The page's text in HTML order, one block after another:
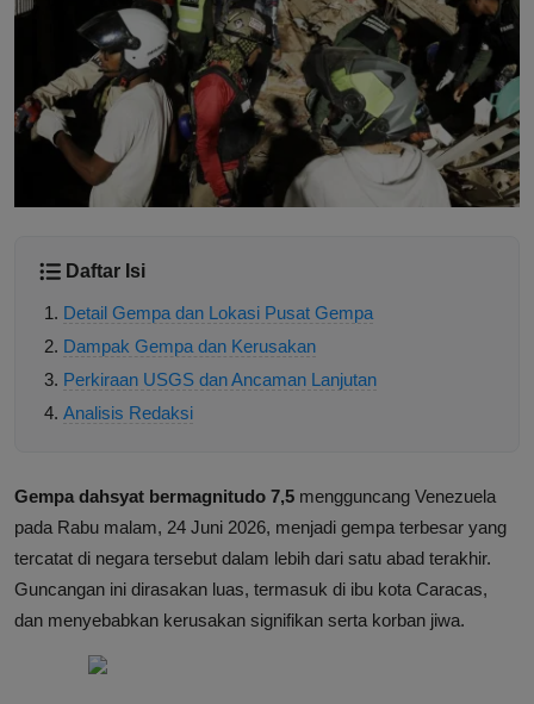
Daftar Isi
Detail Gempa dan Lokasi Pusat Gempa
Dampak Gempa dan Kerusakan
Perkiraan USGS dan Ancaman Lanjutan
Analisis Redaksi
Gempa dahsyat bermagnitudo 7,5 mengguncang Venezuela
pada Rabu malam, 24 Juni 2026, menjadi gempa terbesar yang
tercatat di negara tersebut dalam lebih dari satu abad terakhir.
Guncangan ini dirasakan luas, termasuk di ibu kota Caracas,
dan menyebabkan kerusakan signifikan serta korban jiwa.